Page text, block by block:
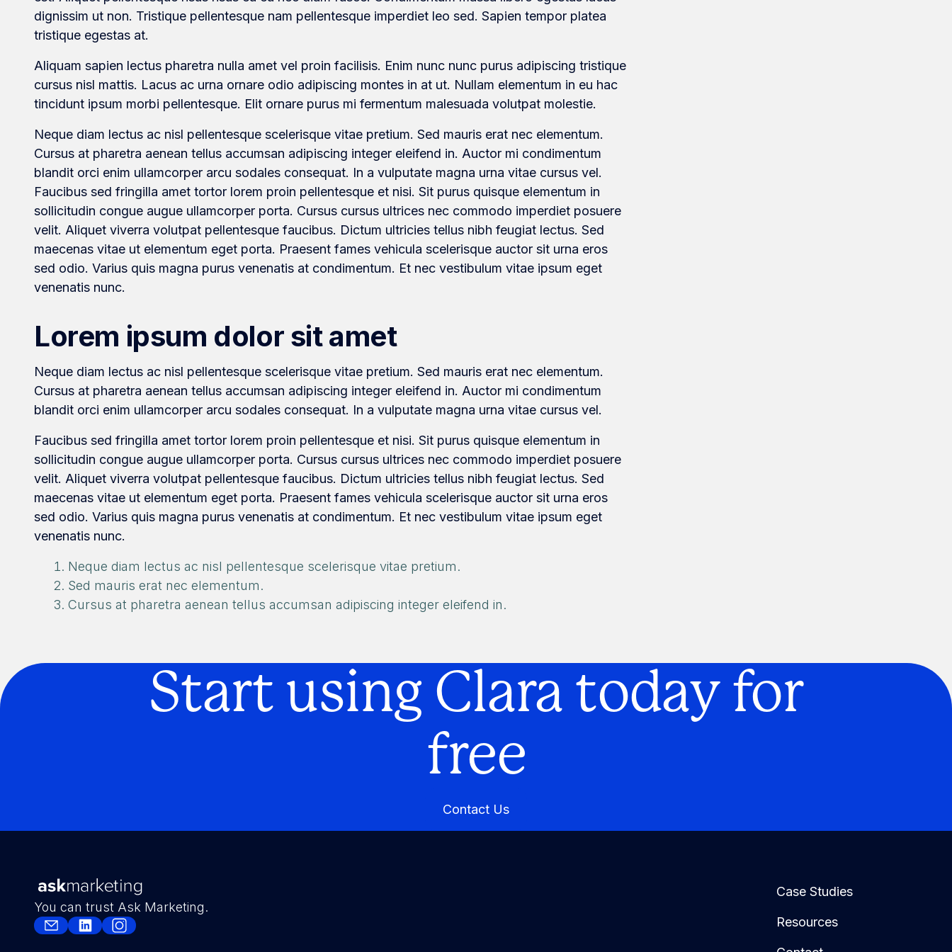
dignissim ut non. Tristique pellentesque nam pellentesque imperdiet leo sed. Sapien tempor platea
tristique egestas at.
Aliquam sapien lectus pharetra nulla amet vel proin facilisis. Enim nunc nunc purus adipiscing tristique
cursus nisl mattis. Lacus ac urna ornare odio adipiscing montes in at ut. Nullam elementum in eu hac
tincidunt ipsum morbi pellentesque. Elit ornare purus mi fermentum malesuada volutpat molestie.
Neque diam lectus ac nisl pellentesque scelerisque vitae pretium. Sed mauris erat nec elementum.
Cursus at pharetra aenean tellus accumsan adipiscing integer eleifend in. Auctor mi condimentum
blandit orci enim ullamcorper arcu sodales consequat. In a vulputate magna urna vitae cursus vel.
Faucibus sed fringilla amet tortor lorem proin pellentesque et nisi. Sit purus quisque elementum in
sollicitudin congue augue ullamcorper porta. Cursus cursus ultrices nec commodo imperdiet posuere
velit. Aliquet viverra volutpat pellentesque faucibus. Dictum ultricies tellus nibh feugiat lectus. Sed
maecenas vitae ut elementum eget porta. Praesent fames vehicula scelerisque auctor sit urna eros
sed odio. Varius quis magna purus venenatis at condimentum. Et nec vestibulum vitae ipsum eget
venenatis nunc.
Lorem ipsum dolor sit amet
Neque diam lectus ac nisl pellentesque scelerisque vitae pretium. Sed mauris erat nec elementum.
Cursus at pharetra aenean tellus accumsan adipiscing integer eleifend in. Auctor mi condimentum
blandit orci enim ullamcorper arcu sodales consequat. In a vulputate magna urna vitae cursus vel.
Faucibus sed fringilla amet tortor lorem proin pellentesque et nisi. Sit purus quisque elementum in
sollicitudin congue augue ullamcorper porta. Cursus cursus ultrices nec commodo imperdiet posuere
velit. Aliquet viverra volutpat pellentesque faucibus. Dictum ultricies tellus nibh feugiat lectus. Sed
maecenas vitae ut elementum eget porta. Praesent fames vehicula scelerisque auctor sit urna eros
sed odio. Varius quis magna purus venenatis at condimentum. Et nec vestibulum vitae ipsum eget
venenatis nunc.
Neque diam lectus ac nisl pellentesque scelerisque vitae pretium.
Sed mauris erat nec elementum.
Cursus at pharetra aenean tellus accumsan adipiscing integer eleifend in.
Connect integration
Start using Clara today for
free
Contact Us
Contact Us
You can trust Ask Marketing.
Case Studies
Resources